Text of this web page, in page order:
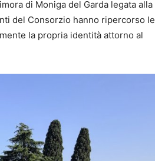
di Moniga del Garda legata alla
del Consorzio hanno ripercorso le
la propria identità attorno al